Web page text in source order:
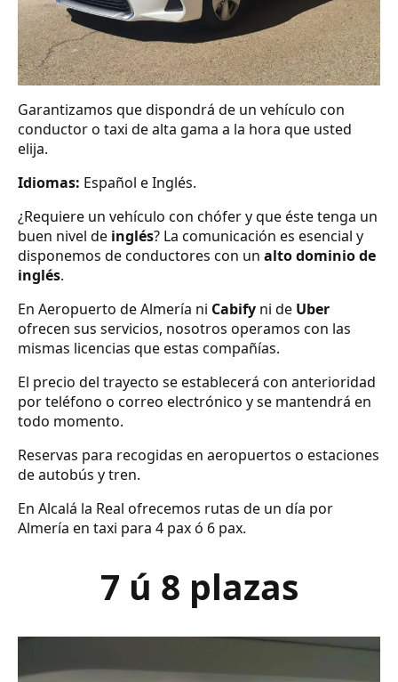
Garantizamos que dispondrá de un vehículo con
conductor o taxi de alta gama a la hora que usted
elija.
Idiomas: Español e Inglés.
¿Requiere un vehículo con chófer y que éste tenga un
buen nivel de inglés? La comunicación es esencial y
disponemos de conductores con un alto dominio de
inglés.
En Aeropuerto de Almería ni Cabify ni de Uber
ofrecen sus servicios, nosotros operamos con las
mismas licencias que estas compañías.
El precio del trayecto se establecerá con anterioridad
por teléfono o correo electrónico y se mantendrá en
todo momento.
Reservas para recogidas en aeropuertos o estaciones
de autobús y tren.
En Alcalá la Real ofrecemos rutas de un día por
Almería en taxi para 4 pax ó 6 pax.
7 ú 8 plazas